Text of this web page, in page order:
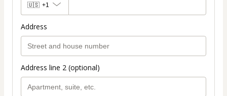
🇺🇸 +1
Address
Address line 2 (optional)